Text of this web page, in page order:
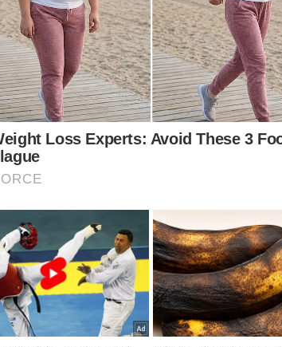
Patuh Syariah Nomura, Perlindungan
Harta Pusaka, Produk
lain.
beliau, Bank Islam juga
Kekayaan Premier khas untuk